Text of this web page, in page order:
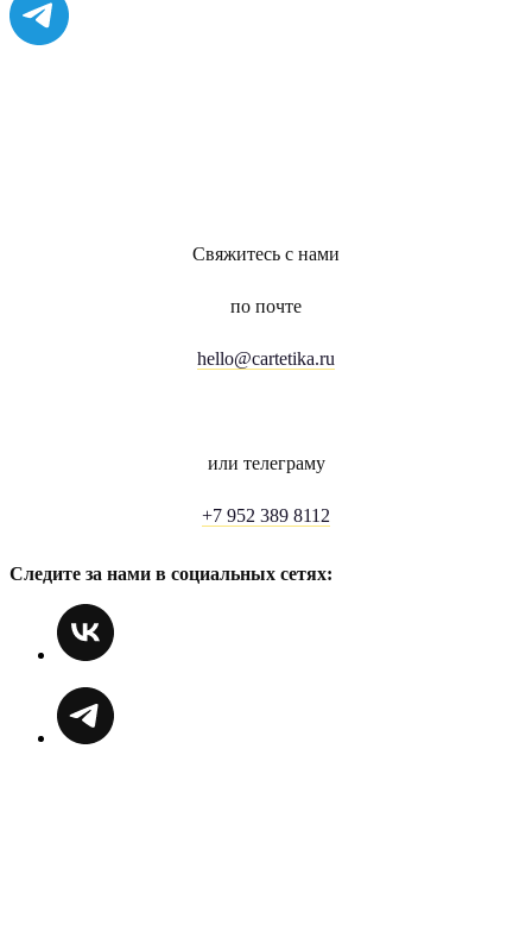
Свяжитесь с нами
по почте
hello@cartetika.ru
или телеграму
+7 952 389 8112
Следите за нами в социальных сетях: